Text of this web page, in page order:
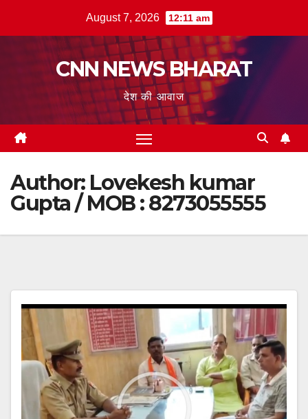
August 7, 2026 12:11 am
CNN NEWS BHARAT
देश की आवाज
Author: Lovekesh kumar
Gupta / MOB : 8273055555